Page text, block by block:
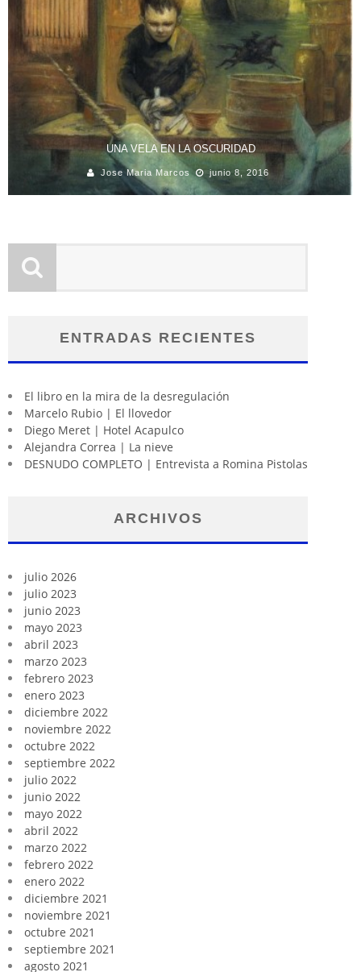
UNA VELA EN LA OSCURIDAD
Jose Maria Marcos junio 8, 2016
ENTRADAS RECIENTES
El libro en la mira de la desregulación
Marcelo Rubio | El llovedor
Diego Meret | Hotel Acapulco
Alejandra Correa | La nieve
DESNUDO COMPLETO | Entrevista a Romina Pistolas
ARCHIVOS
julio 2026
julio 2023
junio 2023
mayo 2023
abril 2023
marzo 2023
febrero 2023
enero 2023
diciembre 2022
noviembre 2022
octubre 2022
septiembre 2022
julio 2022
junio 2022
mayo 2022
abril 2022
marzo 2022
febrero 2022
enero 2022
diciembre 2021
noviembre 2021
octubre 2021
septiembre 2021
agosto 2021